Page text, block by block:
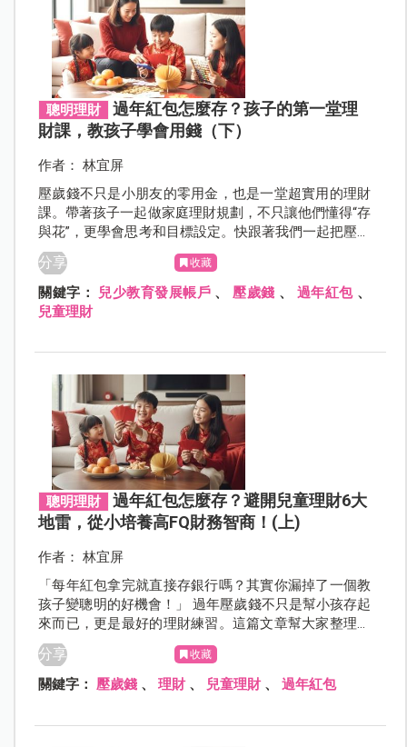
聰明理財
過年紅包怎麼存？孩子的第一堂理
財課，教孩子學會用錢（下）
作者： 林宜屏
壓歲錢不只是小朋友的零用金，也是一堂超實用的理財
課。帶著孩子一起做家庭理財規劃，不只讓他們懂得“存
與花”，更學會思考和目標設定。快跟著我們一起把壓歲
錢變成孩子的第一筆智慧資產吧！
分享 收藏
關鍵字： 兒少教育發展帳戶、 壓歲錢 、 過年紅包、
兒童理財
聰明理財
過年紅包怎麼存？避開兒童理財6大
地雷，從小培養高FQ財務智商！(上)
作者： 林宜屏
「每年紅包拿完就直接存銀行嗎？其實你漏掉了一個教
孩子變聰明的好機會！」 過年壓歲錢不只是幫小孩存起
來而已，更是最好的理財練習。這篇文章幫大家整理了
理財教育最容易踩到的 6 個地雷！
分享 收藏
關鍵字：壓歲錢 、理財、 兒童理財、過年紅包